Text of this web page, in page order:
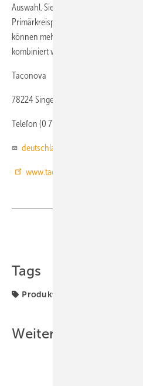
Auswahl. Sie sind mit größeren
Primärkreispumpen ausgerüstet. Bei
können mehrere Stationen der
kombiniert werden.
Taconova
78224 Singen
Telefon (0 77 31) 98 28 80
deutschland@taconova.com
www.taconova.com
Tags
Produkte
Weitere Inhalte